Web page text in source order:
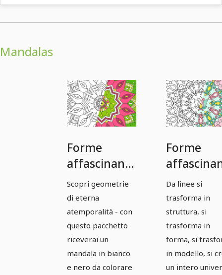
Mandalas
Forme
affascinanti:
modelli
Mandala
basati su
vettori -
Versione 01
Scopri geometrie
di eterna
atemporalità - con
questo pacchetto
riceverai un
mandala in bianco
e nero da colorare
Forme
modelli
Mandala
basati su
vettori -
Versione
Da linee si
trasforma in
struttura, si
trasforma in
forma, si
in modello, si
un intero